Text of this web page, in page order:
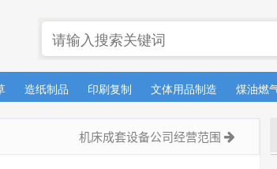
造纸制品 印刷复制 文体用品制造 煤油燃
机床成套设备公司经营范围